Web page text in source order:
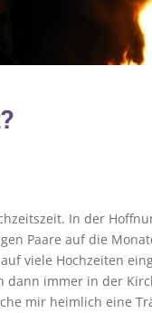
In der
Paare auf die
viele Hochzeiten
dann immer in der
mir heimlich eine